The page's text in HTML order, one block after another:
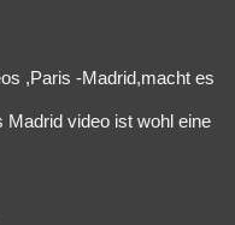
,Paris -Madrid,macht es
Madrid video ist wohl eine